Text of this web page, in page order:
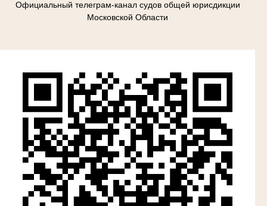
Официальный телеграм-канал судов общей юрисдикции
Московской Области